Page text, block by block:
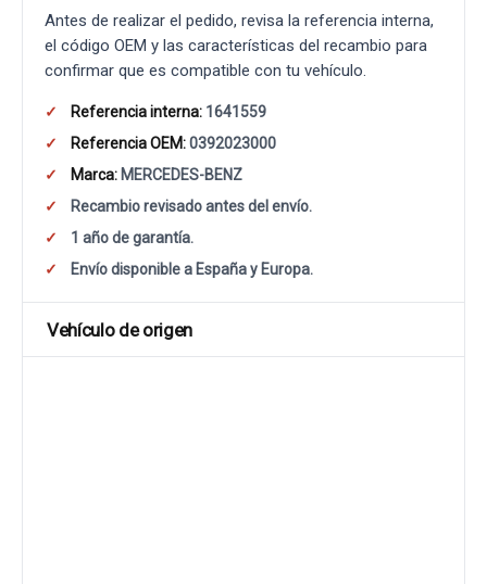
Antes de realizar el pedido, revisa la referencia interna,
el código OEM y las características del recambio para
confirmar que es compatible con tu vehículo.
Referencia interna: 1641559
Referencia OEM:0392023000
Marca: MERCEDES-BENZ
Recambio revisado antes del envío.
1 año de garantía.
Envío disponible a España y Europa.
Vehículo de origen